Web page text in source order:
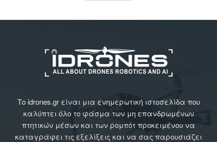
Το idrones.gr είναι μια ενημερωτική ιστοσελίδα που
καλύπτει όλο το φάσμα των μη επανδρωμένων
πτητικών μέσων και των ρομπότ προκειμένου να
καταγράφει τις εξελίξεις και να σας παρουσιάζει